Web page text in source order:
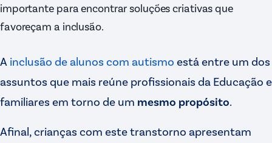
importante para encontrar soluções criativas que
favoreçam a inclusão.
A inclusão de alunos com autismo está entre um dos
assuntos que mais reúne profissionais da Educação e
familiares em torno de um mesmo propósito
Afinal, crianças com este transtorno apresentam